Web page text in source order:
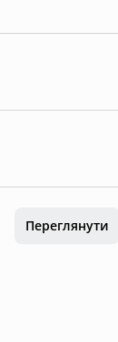
Переглянути